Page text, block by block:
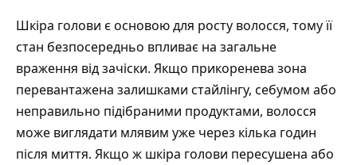
Шкіра голови є основою для росту волосся, тому її
стан безпосередньо впливає на загальне
враження від зачіски. Якщо прикоренева зона
перевантажена залишками стайлінгу, себумом або
неправильно підібраними продуктами, волосся
може виглядати млявим уже через кілька годин
після миття. Якщо ж шкіра голови пересушена або